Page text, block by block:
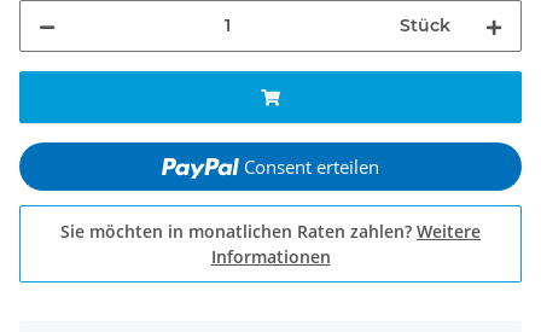
Stück
Consent erteilen
Sie möchten in monatlichen Raten zahlen? Weitere
Informationen